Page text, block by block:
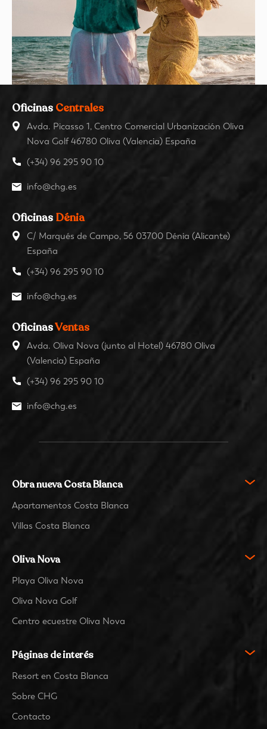
Oficinas Centrales
Avda. Picasso 1, Centro Comercial Urbanización Oliva
Nova Golf 46780 Oliva (Valencia) España
(+34) 96 295 90 10
info@chg.es
Oficinas Dénia
C/ Marqués de Campo, 56 03700 Dénia (Alicante)
España
(+34) 96 295 90 10
info@chg.es
OficinasVentas
Avda. Oliva Nova (junto al Hotel) 46780 Oliva
(Valencia) España
(+34) 96 295 90 10
info@chg.es
Obra nueva Costa Blanca
Apartamentos Costa Blanca
Villas Costa Blanca
Oliva Nova
Playa Oliva Nova
Oliva Nova Golf
Centro ecuestre Oliva Nova
Páginas de interés
Resort en Costa Blanca
Sobre CHG
Contacto